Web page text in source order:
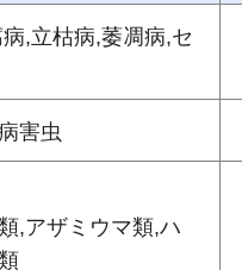
,立枯病,萎凋病,セ
害虫
,アザミウマ類,ハ